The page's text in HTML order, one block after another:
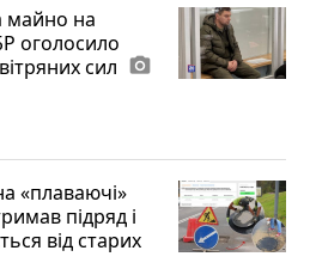
майно на
оголосило
сил photo_camera
«плаваючі»
підряд і
від старих